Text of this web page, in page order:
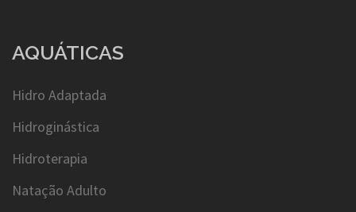
AQUÁTICAS
Hidro Adaptada
Hidroginástica
Hidroterapia
Natação Adulto